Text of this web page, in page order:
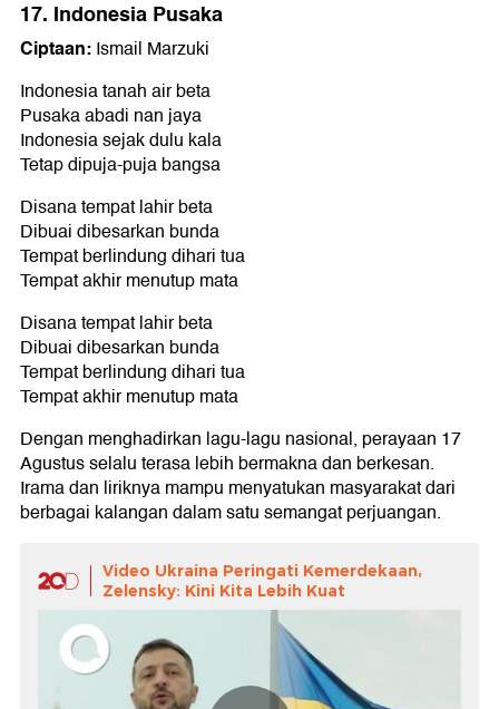
17. Indonesia Pusaka
Ciptaan:Ismail Marzuki
Indonesia tanah air beta
Pusaka abadi nan jaya
Indonesia sejak dulu kala
Tetap dipuja-puja bangsa
Disana tempat lahir beta
Dibuai dibesarkan bunda
Tempat berlindung dihari tua
Tempat akhir menutup mata
Disana tempat lahir beta
Dibuai dibesarkan bunda
Tempat berlindung dihari tua
Tempat akhir menutup mata
Dengan menghadirkan lagu-lagu nasional, perayaan 17
Agustus selalu terasa lebih bermakna dan berkesan.
Irama dan liriknya mampu menyatukan masyarakat dari
berbagai kalangan dalam satu semangat perjuangan.
Video Ukraina Peringati Kemerdekaan,
Zelensky: Kini Kita Lebih Kuat